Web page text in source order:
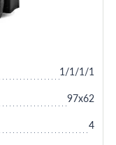
1/1/1/1
97x62
4